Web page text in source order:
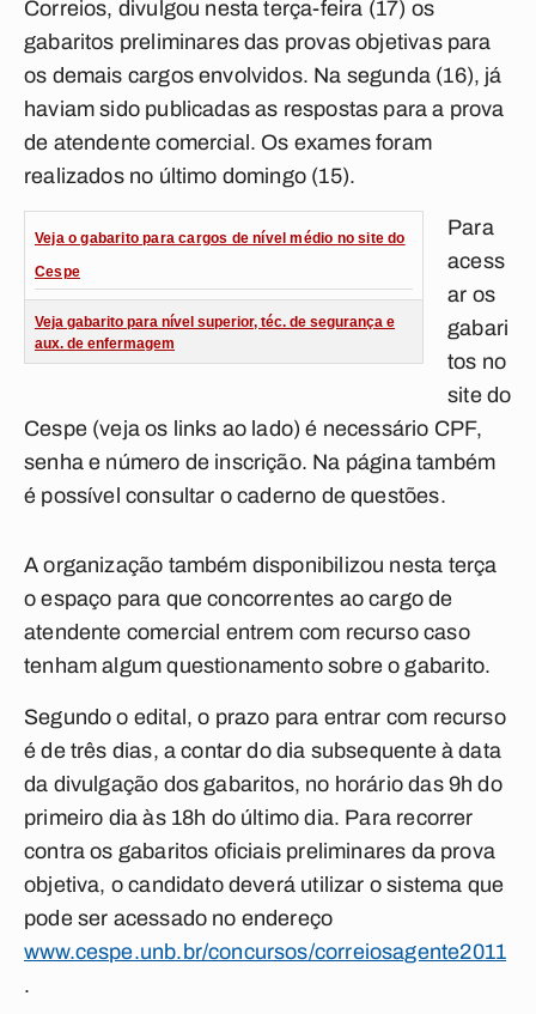
Correios, divulgou nesta terça-feira (17) os
gabaritos preliminares das provas objetivas para
os demais cargos envolvidos. Na segunda (16), já
haviam sido publicadas as respostas para a prova
de atendente comercial. Os exames foram
realizados no último domingo (15).
Veja o gabarito para cargos de nível médio no site do
Cespe
Veja gabarito para nível superior, téc. de segurança e
aux. de enfermagem
Para
acess
ar os
gabari
tos no
site do
Cespe (veja os links ao lado) é necessário CPF,
senha e número de inscrição. Na página também
é possível consultar o caderno de questões.
A organização também disponibilizou nesta terça
o espaço para que concorrentes ao cargo de
atendente comercial entrem com recurso caso
tenham algum questionamento sobre o gabarito.
Segundo o edital, o prazo para entrar com recurso
é de três dias, a contar do dia subsequente à data
da divulgação dos gabaritos, no horário das 9h do
primeiro dia às 18h do último dia. Para recorrer
contra os gabaritos oficiais preliminares da prova
objetiva, o candidato deverá utilizar o sistema que
pode ser acessado no endereço
www.cespe.unb.br/concursos/correiosagente2011
.